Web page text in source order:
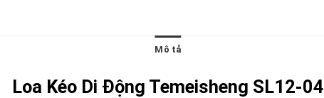
Mô tả
Loa Kéo Di Động Temeisheng SL12-04